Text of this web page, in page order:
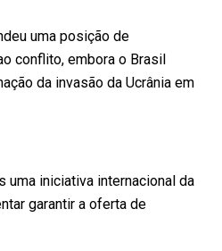
uma posição de
conflito, embora o Brasil
da invasão da Ucrânia em
uma iniciativa internacional da
garantir a oferta de